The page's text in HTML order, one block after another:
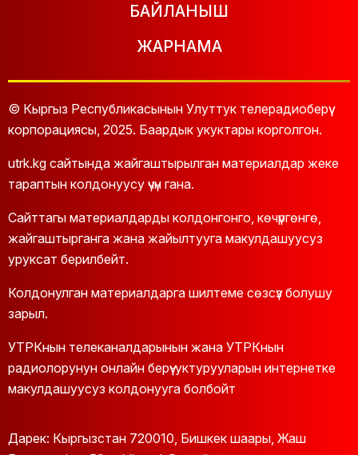
БАЙЛАНЫШ
ЖАРНАМА
© Кыргыз Республикасынын Улуттук телерадиоберүү
корпорациясы, 2025. Баардык укуктары корголгон.
utrk.kg сайтында жайгаштырылган материалдар жеке
тараптын колдонуусу үчүн гана.
Сайттагы материалдарды колдонгонго, көчүргөнгө,
жайгаштырганга жана жайылтууга макулдашуусуз
уруксат берилбейт.
Колдонулган материалдарга шилтеме сөзсүз болушу
зарыл.
УТРКнын телеканалдарынын жана УТРКнын
радиолорунун онлайн берүү-уктурууларын интернетке
макулдашуусуз колдонууга болбойт
Дарек: Кыргызстан 720010, Бишкек шаары, Жаш